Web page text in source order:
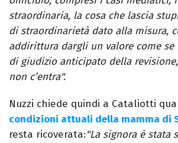
straordinaria, la cosa che lascia
di straordinarietà dato alla misura,
addirittura dargli un valore come se
di giudizio anticipato della
non c’entra".
Nuzzi chiede quindi a Cataliotti
condizioni attuali della mamma di
resta ricoverata:"La signora è stata